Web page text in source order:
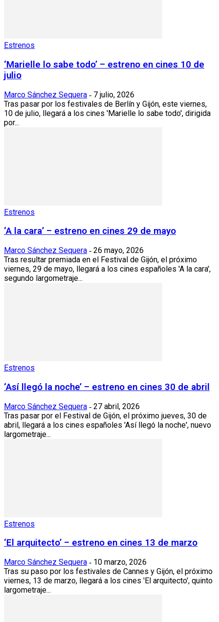
Estrenos
‘Marielle lo sabe todo’ – estreno en cines 10 de
julio
Marco Sánchez Sequera - 7 julio, 2026
Tras pasar por los festivales de Berlín y Gijón, este viernes,
10 de julio, llegará a los cines 'Marielle lo sabe todo', dirigida
por...
Estrenos
‘A la cara’ – estreno en cines 29 de mayo
Marco Sánchez Sequera - 26 mayo, 2026
Tras resultar premiada en el Festival de Gijón, el próximo
viernes, 29 de mayo, llegará a los cines españoles 'A la cara',
segundo largometraje...
Estrenos
‘Así llegó la noche’ – estreno en cines 30 de abril
Marco Sánchez Sequera - 27 abril, 2026
Tras pasar por el Festival de Gijón, el próximo jueves, 30 de
abril, llegará a los cines españoles 'Así llegó la noche', nuevo
largometraje...
Estrenos
‘El arquitecto’ – estreno en cines 13 de marzo
Marco Sánchez Sequera - 10 marzo, 2026
Tras su paso por los festivales de Cannes y Gijón, el próximo
viernes, 13 de marzo, llegará a los cines 'El arquitecto', quinto
largometraje...